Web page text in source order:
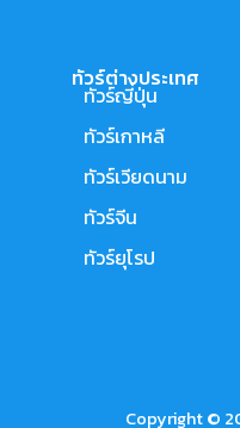
ทัวร์ต่างประเทศ
ทัวร์ญี่ปุ่น
ทัวร์เกาหลี
ทัวร์เวียดนาม
ทัวร์จีน
ทัวร์ยุโรป
Copyright ©